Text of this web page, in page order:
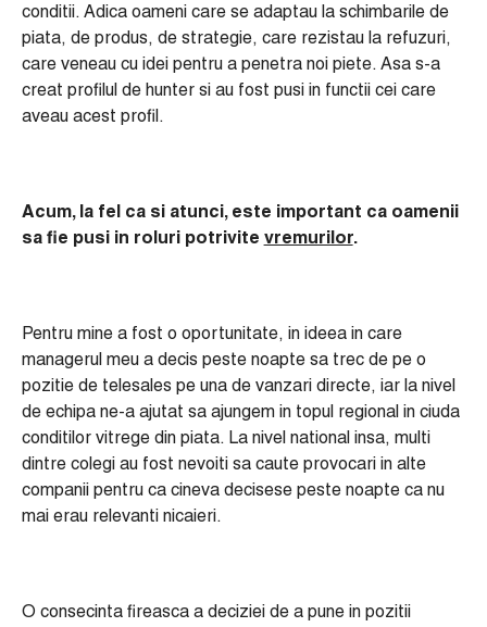
conditii. Adica oameni care se adaptau la schimbarile de
piata, de produs, de strategie, care rezistau la refuzuri,
care veneau cu idei pentru a penetra noi piete. Asa s-a
creat profilul de hunter si au fost pusi in functii cei care
aveau acest profil.
Acum, la fel ca si atunci, este important ca oamenii
sa fie pusi in roluri potrivite vremurilor.
Pentru mine a fost o oportunitate, in ideea in care
managerul meu a decis peste noapte sa trec de pe o
pozitie de telesales pe una de vanzari directe, iar la nivel
de echipa ne-a ajutat sa ajungem in topul regional in ciuda
conditilor vitrege din piata. La nivel national insa, multi
dintre colegi au fost nevoiti sa caute provocari in alte
companii pentru ca cineva decisese peste noapte ca nu
mai erau relevanti nicaieri.
O consecinta fireasca a deciziei de a pune in pozitii